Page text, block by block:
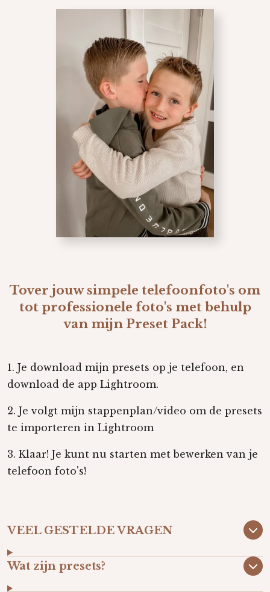
Tover jouw simpele telefoonfoto's om
tot professionele foto's met behulp
van mijn Preset Pack!
1. Je download mijn presets op je telefoon, en
download de app Lightroom.
2. Je volgt mijn stappenplan/video om de presets
te importeren in Lightroom
3. Klaar! Je kunt nu starten met bewerken van je
telefoon foto's!
VEEL GESTELDE VRAGEN
Wat zijn presets?